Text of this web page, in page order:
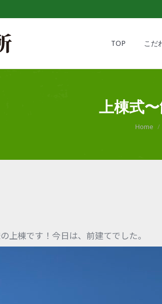
TOP こだ
上棟式
You
Home
上棟です！今日は、前建てでした。